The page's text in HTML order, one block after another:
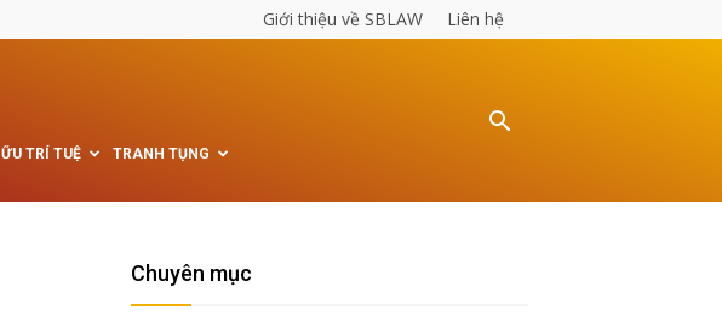
Giới thiệu về SBLAW Liên hệ
TRÍ TUỆ TRANH TỤNG
Chuyên mục